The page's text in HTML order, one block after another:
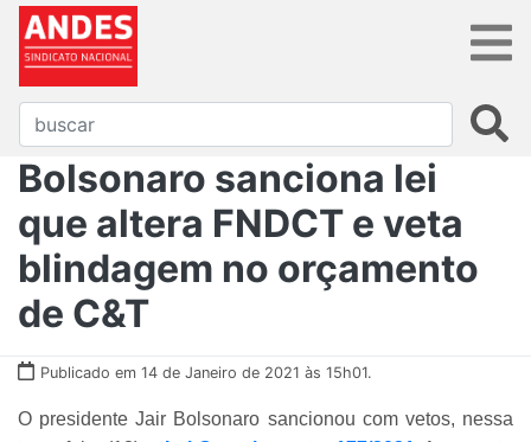
Bolsonaro sanciona lei
que altera FNDCT e veta
blindagem no orçamento
de C&T
Publicado em 14 de Janeiro de 2021 às 15h01.
O presidente Jair Bolsonaro sancionou com vetos, nessa